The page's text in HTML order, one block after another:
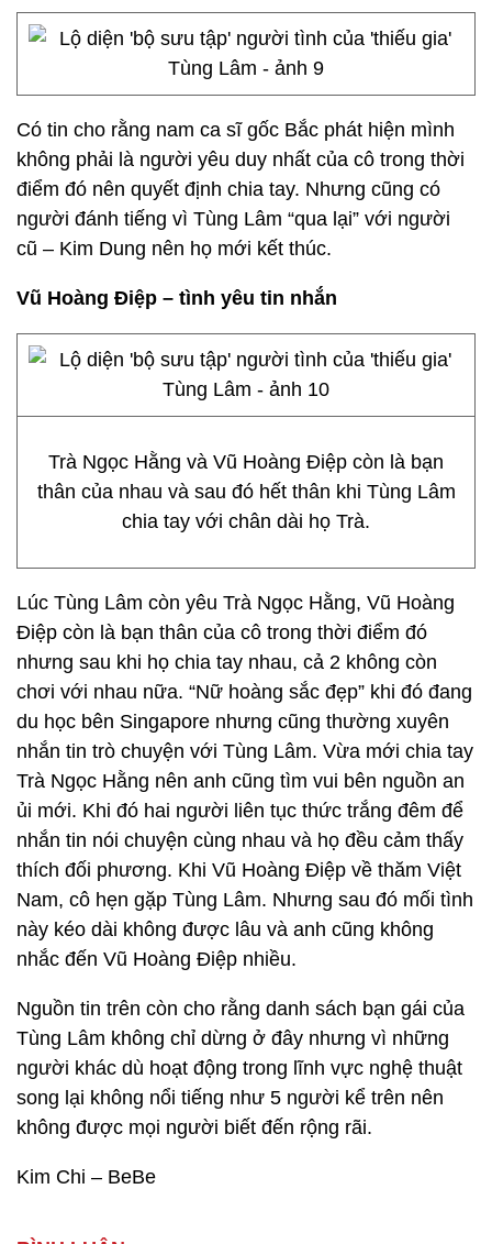
Có tin cho rằng nam ca sĩ gốc Bắc phát hiện mình
không phải là người yêu duy nhất của cô trong thời
điểm đó nên quyết định chia tay. Nhưng cũng có
người đánh tiếng vì Tùng Lâm “qua lại” với người
cũ – Kim Dung nên họ mới kết thúc.
Vũ Hoàng Điệp – tình yêu tin nhắn
Trà Ngọc Hằng và Vũ Hoàng Điệp còn là bạn
thân của nhau và sau đó hết thân khi Tùng Lâm
chia tay với chân dài họ Trà.
Lúc Tùng Lâm còn yêu Trà Ngọc Hằng, Vũ Hoàng
Điệp còn là bạn thân của cô trong thời điểm đó
nhưng sau khi họ chia tay nhau, cả 2 không còn
chơi với nhau nữa. “Nữ hoàng sắc đẹp” khi đó đang
du học bên Singapore nhưng cũng thường xuyên
nhắn tin trò chuyện với Tùng Lâm. Vừa mới chia tay
Trà Ngọc Hằng nên anh cũng tìm vui bên nguồn an
ủi mới. Khi đó hai người liên tục thức trắng đêm để
nhắn tin nói chuyện cùng nhau và họ đều cảm thấy
thích đối phương. Khi Vũ Hoàng Điệp về thăm Việt
Nam, cô hẹn gặp Tùng Lâm. Nhưng sau đó mối tình
này kéo dài không được lâu và anh cũng không
nhắc đến Vũ Hoàng Điệp nhiều.
Nguồn tin trên còn cho rằng danh sách bạn gái của
Tùng Lâm không chỉ dừng ở đây nhưng vì những
người khác dù hoạt động trong lĩnh vực nghệ thuật
song lại không nổi tiếng như 5 người kể trên nên
không được mọi người biết đến rộng rãi.
Kim Chi – BeBe